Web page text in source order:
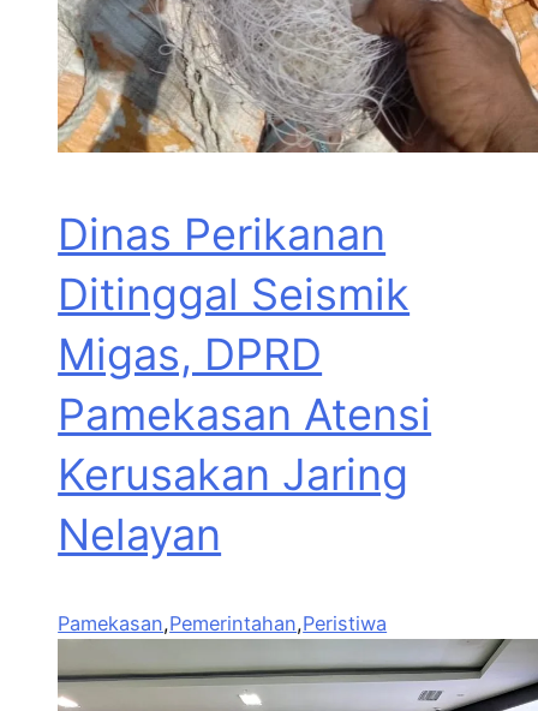
Dinas Perikanan
Ditinggal Seismik
Migas, DPRD
Pamekasan Atensi
Kerusakan Jaring
Nelayan
Pamekasan,Pemerintahan,Peristiwa